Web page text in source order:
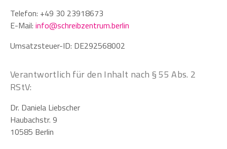
Telefon: +49 30 23918673
E-Mail: info@schreibzentrum.berlin
Umsatzsteuer-ID: DE292568002
Verantwortlich für den Inhalt nach § 55 Abs. 2
RStV:
Dr. Daniela Liebscher
Haubachstr. 9
10585 Berlin